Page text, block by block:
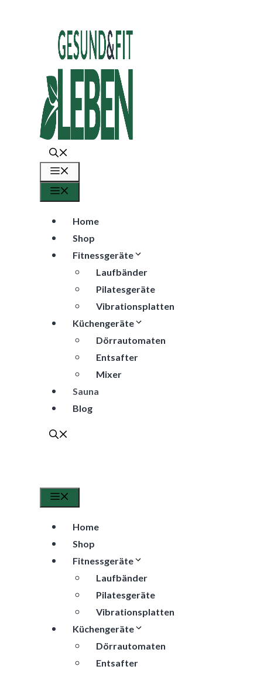
springen
Home
Shop
Fitnessgeräte
Laufbänder
Pilatesgeräte
Vibrationsplatten
Küchengeräte
Dörrautomaten
Entsafter
Mixer
Sauna
Blog
Home
Shop
Fitnessgeräte
Laufbänder
Pilatesgeräte
Vibrationsplatten
Küchengeräte
Dörrautomaten
Entsafter